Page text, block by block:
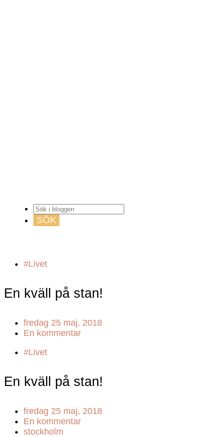
#Livet
En kväll på stan!
fredag 25 maj, 2018
En kommentar
#Livet
En kväll på stan!
fredag 25 maj, 2018
En kommentar
stockholm